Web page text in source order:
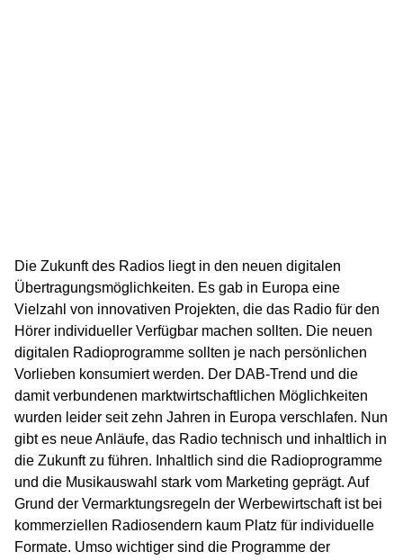
Die Zukunft des Radios liegt in den neuen digitalen
Übertragungsmöglichkeiten. Es gab in Europa eine
Vielzahl von innovativen Projekten, die das Radio für den
Hörer individueller Verfügbar machen sollten. Die neuen
digitalen Radioprogramme sollten je nach persönlichen
Vorlieben konsumiert werden. Der DAB-Trend und die
damit verbundenen marktwirtschaftlichen Möglichkeiten
wurden leider seit zehn Jahren in Europa verschlafen. Nun
gibt es neue Anläufe, das Radio technisch und inhaltlich in
die Zukunft zu führen. Inhaltlich sind die Radioprogramme
und die Musikauswahl stark vom Marketing geprägt. Auf
Grund der Vermarktungsregeln der Werbewirtschaft ist bei
kommerziellen Radiosendern kaum Platz für individuelle
Formate. Umso wichtiger sind die Programme der